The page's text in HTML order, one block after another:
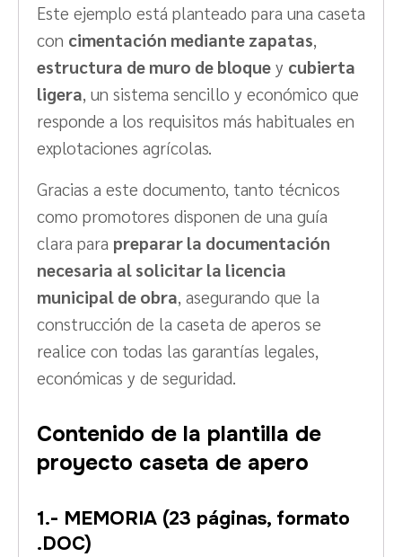
Este ejemplo está planteado para una caseta
con cimentación mediante zapatas,
estructura de muro de bloque y cubierta
ligera, un sistema sencillo y económico que
responde a los requisitos más habituales en
explotaciones agrícolas.
Gracias a este documento, tanto técnicos
como promotores disponen de una guía
clara para preparar la documentación
necesaria al solicitar la licencia
municipal de obra, asegurando que la
construcción de la caseta de aperos se
realice con todas las garantías legales,
económicas y de seguridad.
Contenido de la plantilla de
proyecto caseta de apero
1.- MEMORIA (23 páginas, formato
.DOC)